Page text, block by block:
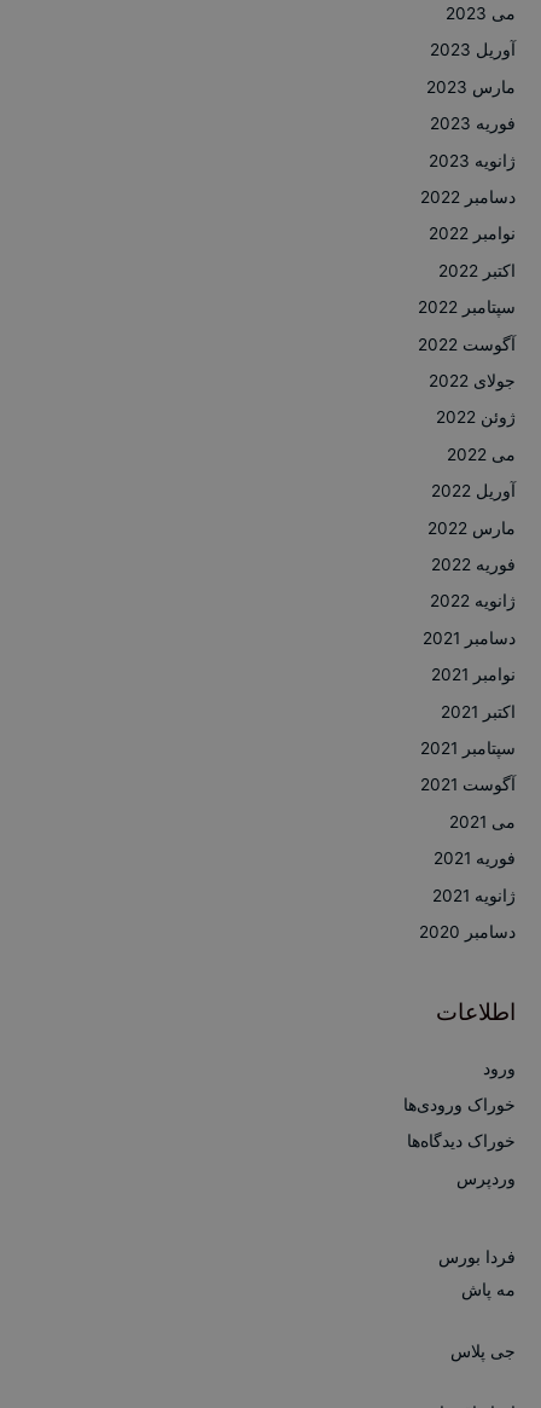
می 2023
آوریل 2023
مارس 2023
فوریه 2023
ژانویه 2023
دسامبر 2022
نوامبر 2022
اکتبر 2022
سپتامبر 2022
آگوست 2022
جولای 2022
ژوئن 2022
می 2022
آوریل 2022
مارس 2022
فوریه 2022
ژانویه 2022
دسامبر 2021
نوامبر 2021
اکتبر 2021
سپتامبر 2021
آگوست 2021
می 2021
فوریه 2021
ژانویه 2021
دسامبر 2020
اطلاعات
ورود
خوراک ورودی‌ها
خوراک دیدگاه‌ها
وردپرس
فردا بورس
مه پاش
جی پلاس